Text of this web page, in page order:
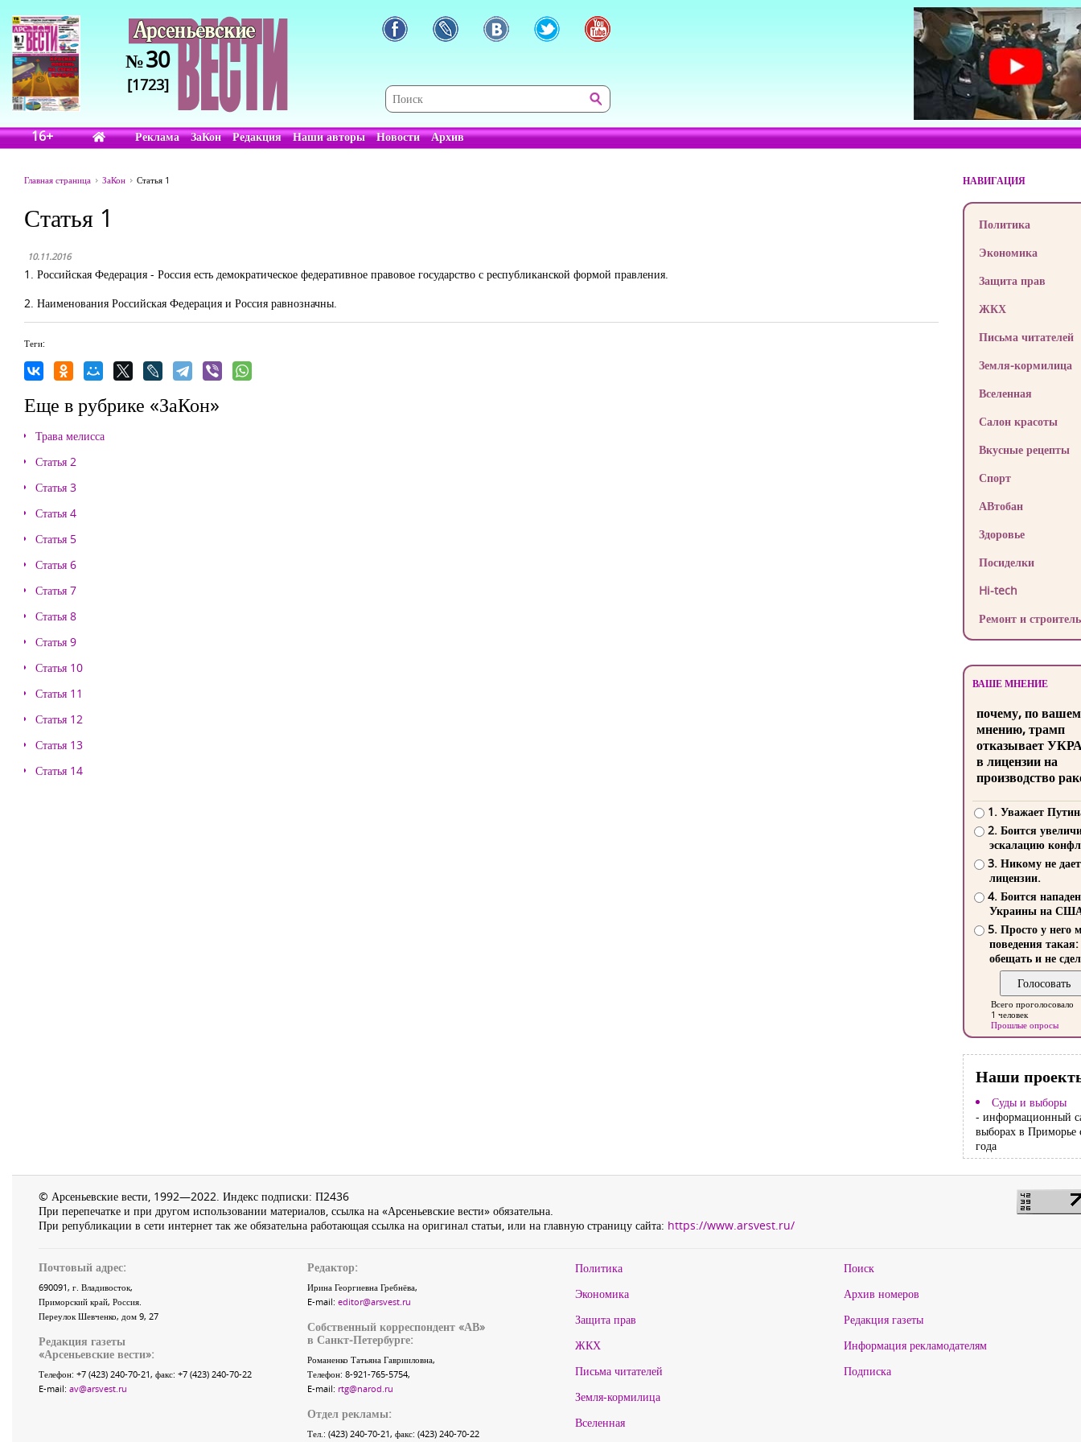
№30
[1723]
16+ Реклама ЗаКон Редакция Наши авторы Новости Архив
Главная страница ЗаКон Статья 1
Статья 1
10.11.2016
1. Российская Федерация - Россия есть демократическое федеративное правовое государство с республиканской формой правления.
2. Наименования Российская Федерация и Россия равнозначны.
Теги:
Еще в рубрике «ЗаКон»
Трава мелисса
Статья 2
Статья 3
Статья 4
Статья 5
Статья 6
Статья 7
Статья 8
Статья 9
Статья 10
Статья 11
Статья 12
Статья 13
Статья 14
НАВИГАЦИЯ
Политика
Экономика
Защита прав
ЖКХ
Письма читателей
Земля-кормилица
Вселенная
Салон красоты
Вкусные рецепты
Спорт
АВтобан
Здоровье
Посиделки
Hi-tech
Ремонт и
ВАШЕ МНЕНИЕ
почему, по
мнению, трамп
отказывает
в лицензии на
производство
1. Уважает
2. Боится
эскалацию
3. Никому не
лицензии.
4. Боится
Украины на
5. Просто у него
поведения такая:
обещать и не
Всего проголосовало
1 человек
Прошлые опросы
Наши
Суды и выборы
- информационный
выборах в Приморье
года
© Арсеньевские вести, 1992—2022. Индекс подписки: П2436
При перепечатке и при другом использовании материалов, ссылка на «Арсеньевские вести» обязательна.
При републикации в сети интернет так же обязательна работающая ссылка на оригинал статьи, или на главную страницу сайта: https://www.arsvest.ru/
Почтовый адрес:
690091, г. Владивосток,
Приморский край, Россия.
Переулок Шевченко, дом 9, 27
Редакция газеты
«Арсеньевские вести»:
Телефон: +7 (423) 240-70-21, факс: +7 (423) 240-70-22
E-mail: av@arsvest.ru
Редактор:
Ирина Георгиевна Гребнёва,
E-mail: editor@arsvest.ru
Собственный корреспондент «АВ»
в Санкт-Петербурге:
Романенко Татьяна Гаврииловна,
Телефон: 8-921-765-5754,
E-mail: rtg@narod.ru
Отдел рекламы:
Тел.: (423) 240-70-21, факс: (423) 240-70-22
Политика
Экономика
Защита прав
ЖКХ
Письма читателей
Земля-кормилица
Вселенная
Поиск
Архив номеров
Редакция газеты
Информация рекламодателям
Подписка